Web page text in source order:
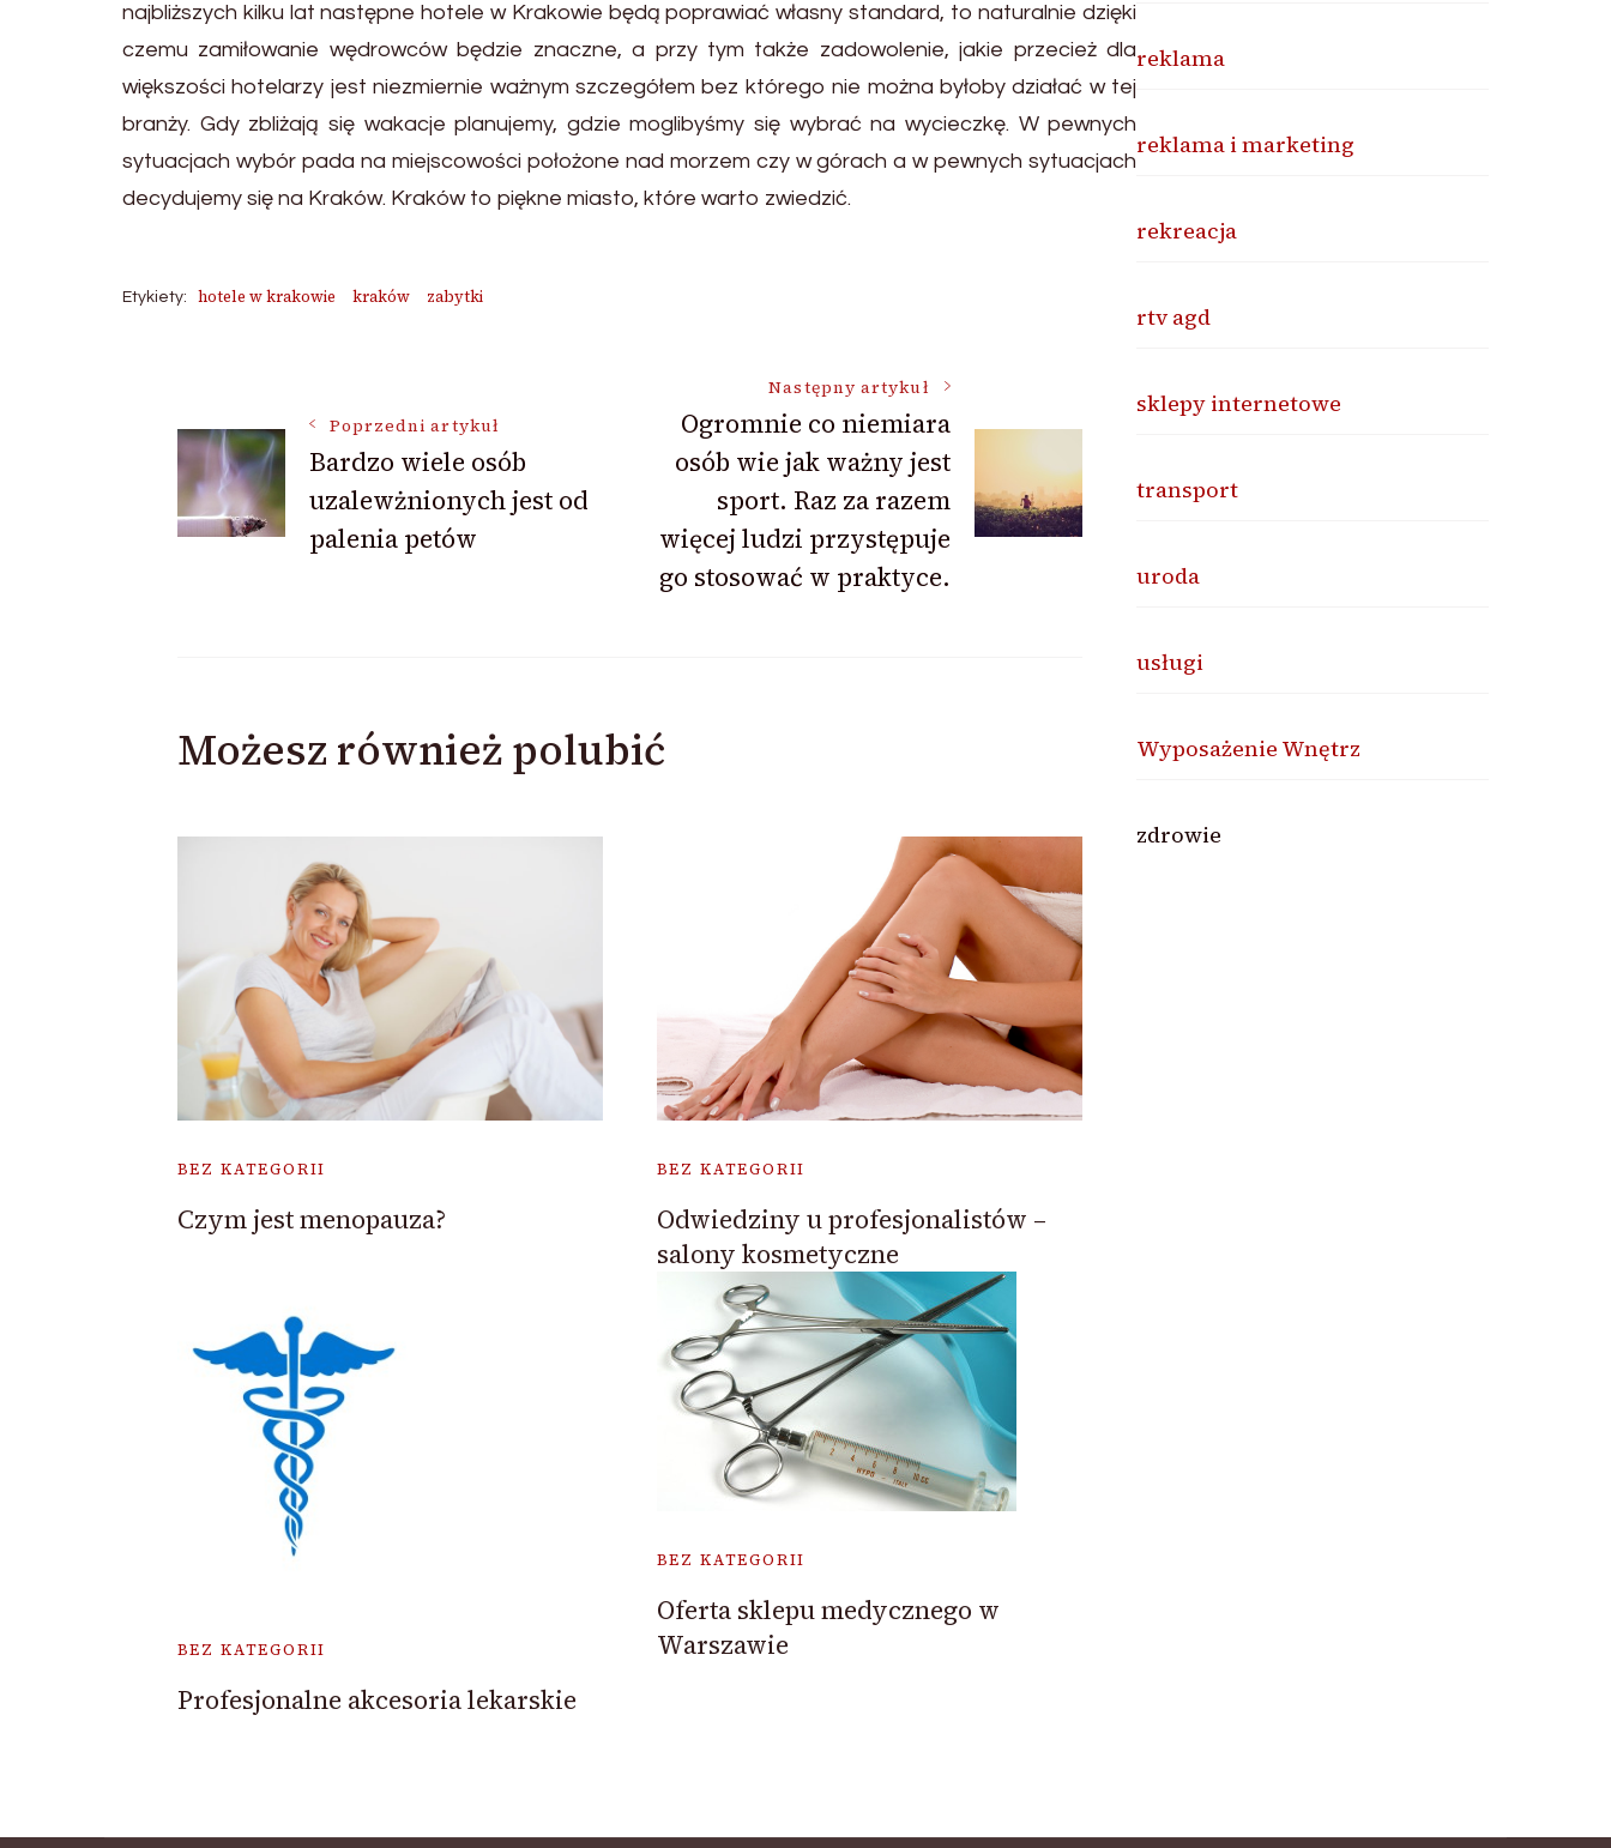
najbliższych kilku lat następne hotele w Krakowie będą poprawiać własny standard, to naturalnie dzięki
czemu zamiłowanie wędrowców będzie znaczne, a przy tym także zadowolenie, jakie przecież dla
większości hotelarzy jest niezmiernie ważnym szczegółem bez którego nie można byłoby działać w tej
branży. Gdy zbliżają się wakacje planujemy, gdzie moglibyśmy się wybrać na wycieczkę. W pewnych
sytuacjach wybór pada na miejscowości położone nad morzem czy w górach a w pewnych sytuacjach
decydujemy się na Kraków. Kraków to piękne miasto, które warto zwiedzić.
Etykiety: hotele w krakowie kraków zabytki
Nawigacja
wpisu
Poprzedni artykuł
Bardzo wiele osób
uzalewżnionych jest od
palenia petów
Następny artykuł
Ogromnie co niemiara
osób wie jak ważny jest
sport. Raz za razem
więcej ludzi przystępuje
go stosować w praktyce.
Możesz również polubić
BEZ KATEGORII
Czym jest menopauza?
BEZ KATEGORII
Odwiedziny u profesjonalistów –
salony kosmetyczne
BEZ KATEGORII
Profesjonalne akcesoria lekarskie
BEZ KATEGORII
Oferta sklepu medycznego w
Warszawie
reklama
reklama i marketing
rekreacja
rtv agd
sklepy internetowe
transport
uroda
usługi
Wyposażenie Wnętrz
zdrowie